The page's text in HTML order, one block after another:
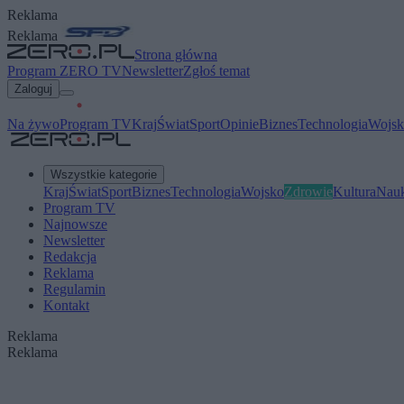
Reklama
Reklama
Strona główna
Program ZERO TVNewsletterZgłoś temat
Zaloguj
Na żywoProgram TVKrajŚwiatSportOpinieBiznesTechnologia
Wszystkie kategorie
KrajŚwiatSportBiznesTechnologiaWojskoZdrowieKultura
Program TV
Najnowsze
Newsletter
Redakcja
Reklama
Regulamin
Kontakt
Reklama
Reklama